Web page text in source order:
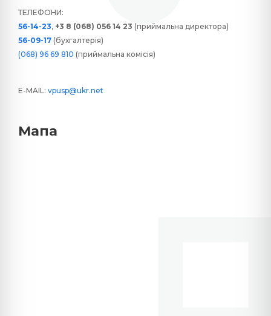
ТЕЛЕФОНИ:
56-14-23, +3 8 (068) 056 14 23 (приймальна директора)
56-09-17 (бухгалтерія)
(068) 96 69 810 (приймальна комісія)
E-MAIL: vpusp@ukr.net
Мапа